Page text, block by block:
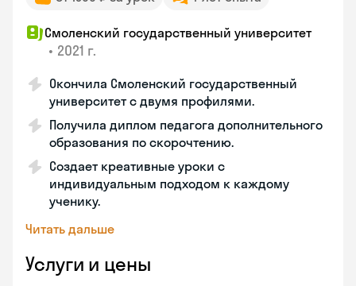
Смоленский государственный университет
• 2021 г.
Окончила Смоленский государственный
университет с двумя профилями.
Получила диплом педагога дополнительного
образования по скорочтению.
Создает креативные уроки с
индивидуальным подходом к каждому
ученику.
Читать дальше
Услуги и цены